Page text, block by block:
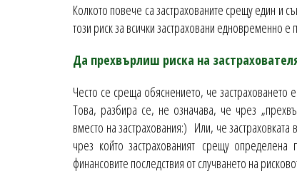
Колкото повече са застрахованите срещу един и
този риск за всички застраховани едновременно е
Да прехвърлиш риска на
Често се среща обяснението, че застраховането
Това, разбира се, не означава, че чрез
вместо на застрахования:) Или, че
чрез който застрахованият срещу
финансовите последствия от случването на